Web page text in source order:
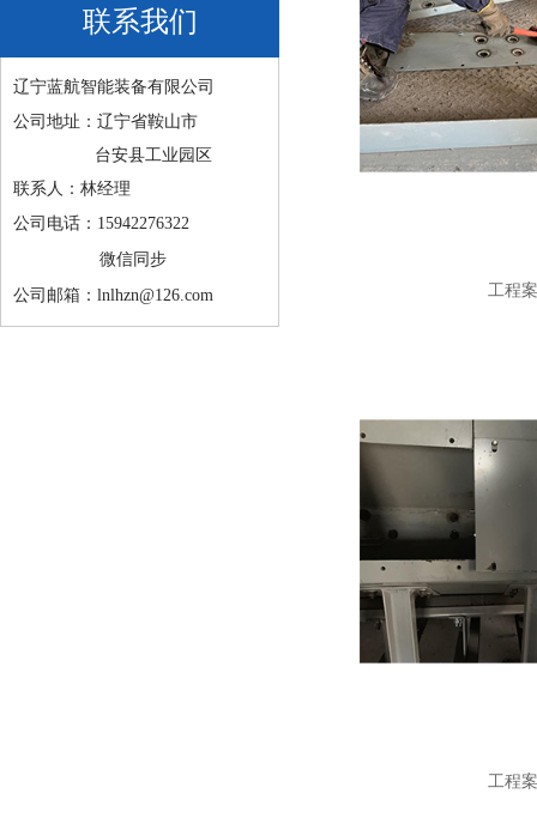
联系我们
辽宁蓝航智能装备有限公司
公司地址：辽宁省鞍山市
台安县工业园区
联系人：林经理
公司电话：15942276322
微信同步
公司邮箱：lnlhzn@126.com
工程
工程